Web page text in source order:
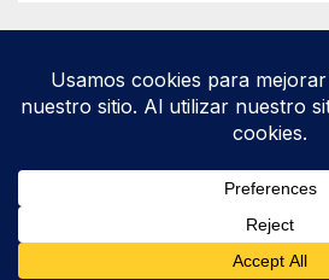
Funciona gracias a WordPress|Tema: